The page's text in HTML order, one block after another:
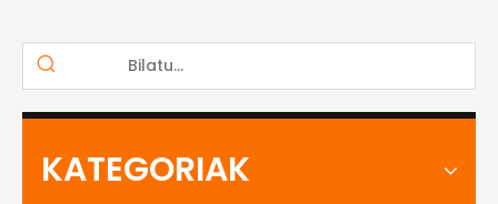
KATEGORIAK